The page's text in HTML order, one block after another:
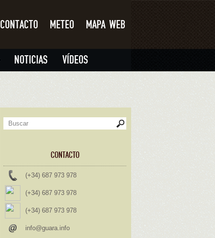
CONTACTO METEO MAPA WEB
NOTICIAS VÍDEOS
CONTACTO
(+34) 687 973 978
(+34) 687 973 978
(+34) 687 973 978
info@guara.info